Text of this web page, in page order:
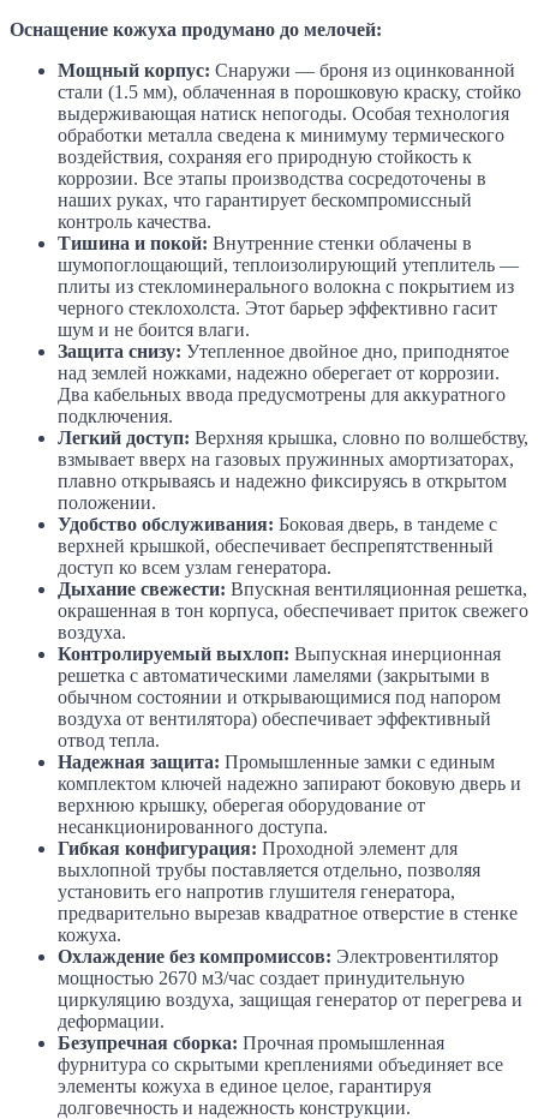
Оснащение кожуха продумано до мелочей:
Мощный корпус: Снаружи — броня из оцинкованной
стали (1.5 мм), облаченная в порошковую краску, стойко
выдерживающая натиск непогоды. Особая технология
обработки металла сведена к минимуму термического
воздействия, сохраняя его природную стойкость к
коррозии. Все этапы производства сосредоточены в
наших руках, что гарантирует бескомпромиссный
контроль качества.
Тишина и покой: Внутренние стенки облачены в
шумопоглощающий, теплоизолирующий утеплитель —
плиты из стекломинерального волокна с покрытием из
черного стеклохолста. Этот барьер эффективно гасит
шум и не боится влаги.
Защита снизу: Утепленное двойное дно, приподнятое
над землей ножками, надежно оберегает от коррозии.
Два кабельных ввода предусмотрены для аккуратного
подключения.
Легкий доступ: Верхняя крышка, словно по волшебству,
взмывает вверх на газовых пружинных амортизаторах,
плавно открываясь и надежно фиксируясь в открытом
положении.
Удобство обслуживания: Боковая дверь, в тандеме с
верхней крышкой, обеспечивает беспрепятственный
доступ ко всем узлам генератора.
Дыхание свежести: Впускная вентиляционная решетка,
окрашенная в тон корпуса, обеспечивает приток свежего
воздуха.
Контролируемый выхлоп: Выпускная инерционная
решетка с автоматическими ламелями (закрытыми в
обычном состоянии и открывающимися под напором
воздуха от вентилятора) обеспечивает эффективный
отвод тепла.
Надежная защита: Промышленные замки с единым
комплектом ключей надежно запирают боковую дверь и
верхнюю крышку, оберегая оборудование от
несанкционированного доступа.
Гибкая конфигурация: Проходной элемент для
выхлопной трубы поставляется отдельно, позволяя
установить его напротив глушителя генератора,
предварительно вырезав квадратное отверстие в стенке
кожуха.
Охлаждение без компромиссов: Электровентилятор
мощностью 2670 м3/час создает принудительную
циркуляцию воздуха, защищая генератор от перегрева и
деформации.
Безупречная сборка: Прочная промышленная
фурнитура со скрытыми креплениями объединяет все
элементы кожуха в единое целое, гарантируя
долговечность и надежность конструкции.